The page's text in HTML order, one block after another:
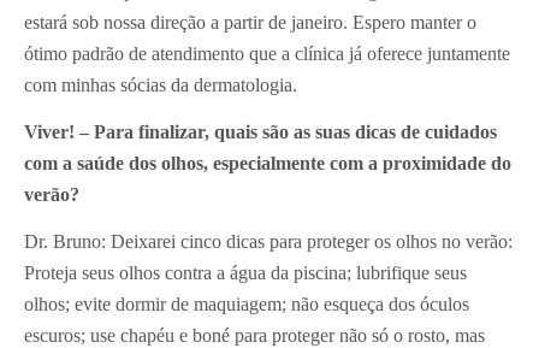
estará sob nossa direção a partir de janeiro. Espero manter o
ótimo padrão de atendimento que a clínica já oferece juntamente
com minhas sócias da dermatologia.
Viver! – Para finalizar, quais são as suas dicas de cuidados
com a saúde dos olhos, especialmente com a proximidade do
verão?
Dr. Bruno: Deixarei cinco dicas para proteger os olhos no verão:
Proteja seus olhos contra a água da piscina; lubrifique seus
olhos; evite dormir de maquiagem; não esqueça dos óculos
escuros; use chapéu e boné para proteger não só o rosto, mas